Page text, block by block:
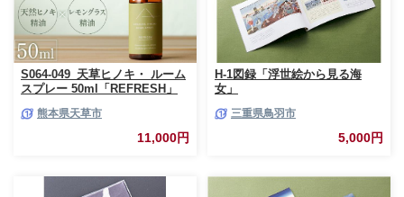
S064-049_天草ヒノキ・ ルーム
スプレー 50ml「REFRESH」
熊本県天草市
11,000円
H-1図録「浮世絵から見る海
女」
三重県鳥羽市
5,000円